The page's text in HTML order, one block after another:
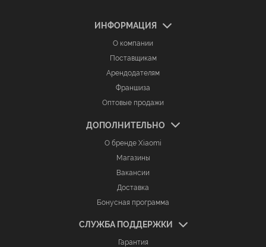
ИНФОРМАЦИЯ
О компании
Поставщикам
Арендодателям
Франшиза
Оптовые продажи
ДОПОЛНИТЕЛЬНО
О бренде Xiaomi
Магазины
Вакансии
Доставка
Бонусная программа
СЛУЖБА ПОДДЕРЖКИ
Гарантия